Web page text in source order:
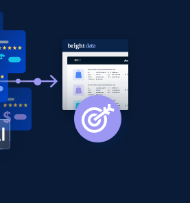
Brand, Description, Initial
Reviews count, and
今すぐ始める
global dataset - Collects